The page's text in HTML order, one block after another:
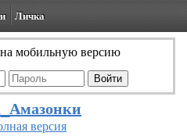
Личка
мобильную версию
версия